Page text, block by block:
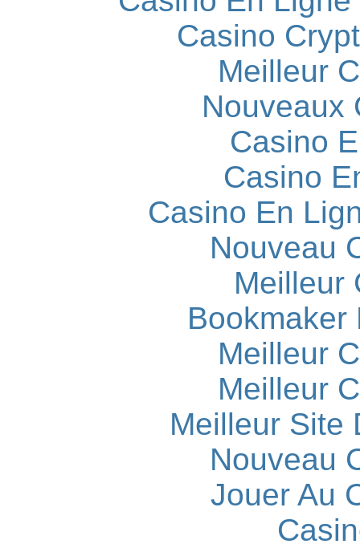
Casino
Meilleur
Nouveaux
Casino
Casino
Casino En
Nouveau
Meilleur
Bookmaker
Meilleur
Meilleur
Meilleur Site
Nouveau
Jouer Au